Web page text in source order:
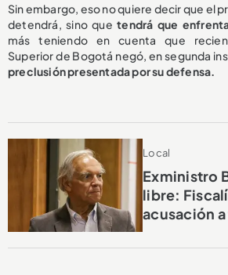
Sin embargo, eso no quiere decir que el
detendrá, sino quetendrá que
más teniendo en cuenta que
Superior de Bogotá negó, en segunda
preclusión presentada por su defensa.
Local
Exministro
libre:
acusación